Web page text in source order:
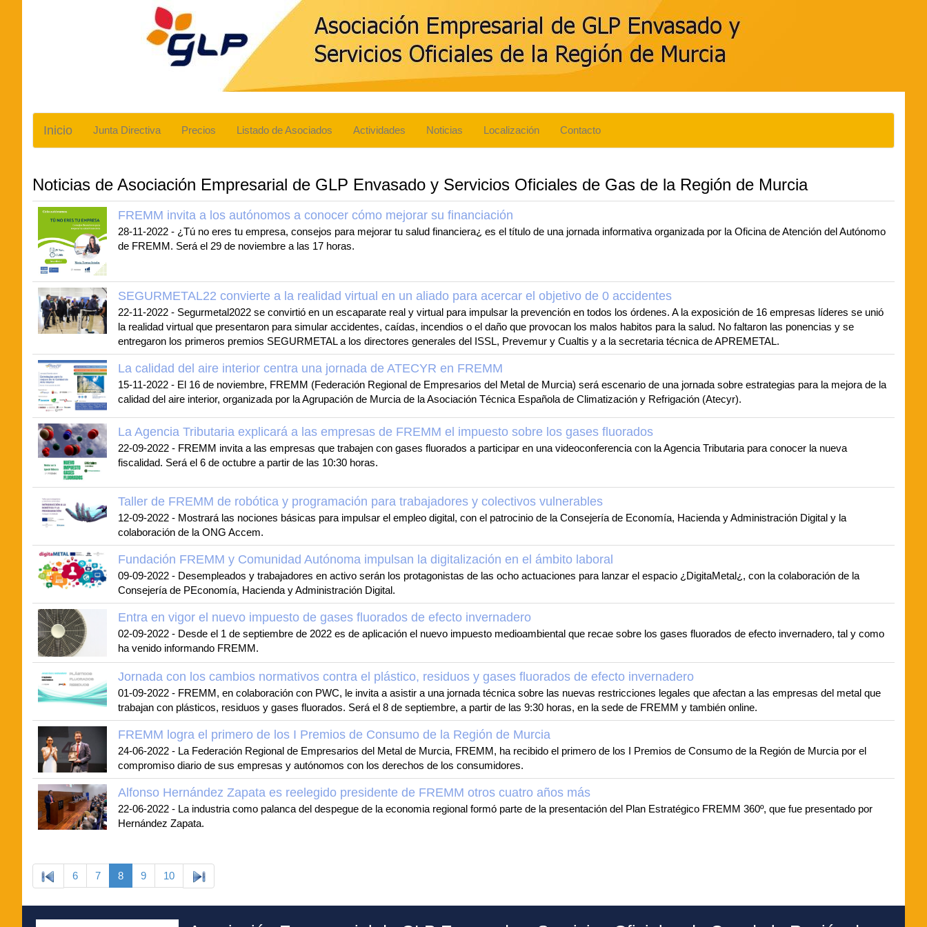
Inicio Junta Directiva Precios Listado de Asociados Actividades Noticias Localización Contacto
Noticias de Asociación Empresarial de GLP Envasado y Servicios Oficiales de Gas de la Región de Murcia
FREMM invita a los autónomos a conocer cómo mejorar su financiación
28-11-2022 - ¿Tú no eres tu empresa, consejos para mejorar tu salud financiera¿ es el título de una jornada informativa organizada por la Oficina de Atención del Autónomo
de FREMM. Será el 29 de noviembre a las 17 horas.
SEGURMETAL22 convierte a la realidad virtual en un aliado para acercar el objetivo de 0 accidentes
22-11-2022 - Segurmetal2022 se convirtió en un escaparate real y virtual para impulsar la prevención en todos los órdenes. A la exposición de 16 empresas líderes se unió
la realidad virtual que presentaron para simular accidentes, caídas, incendios o el daño que provocan los malos habitos para la salud. No faltaron las ponencias y se
entregaron los primeros premios SEGURMETAL a los directores generales del ISSL, Prevemur y Cualtis y a la secretaria técnica de APREMETAL.
La calidad del aire interior centra una jornada de ATECYR en FREMM
15-11-2022 - El 16 de noviembre, FREMM (Federación Regional de Empresarios del Metal de Murcia) será escenario de una jornada sobre estrategias para la mejora de la
calidad del aire interior, organizada por la Agrupación de Murcia de la Asociación Técnica Española de Climatización y Refrigación (Atecyr).
La Agencia Tributaria explicará a las empresas de FREMM el impuesto sobre los gases fluorados
22-09-2022 - FREMM invita a las empresas que trabajen con gases fluorados a participar en una videoconferencia con la Agencia Tributaria para conocer la nueva
fiscalidad. Será el 6 de octubre a partir de las 10:30 horas.
Taller de FREMM de robótica y programación para trabajadores y colectivos vulnerables
12-09-2022 - Mostrará las nociones básicas para impulsar el empleo digital, con el patrocinio de la Consejería de Economía, Hacienda y Administración Digital y la
colaboración de la ONG Accem.
Fundación FREMM y Comunidad Autónoma impulsan la digitalización en el ámbito laboral
09-09-2022 - Desempleados y trabajadores en activo serán los protagonistas de las ocho actuaciones para lanzar el espacio ¿DigitaMetal¿, con la colaboración de la
Consejería de PEconomía, Hacienda y Administración Digital.
Entra en vigor el nuevo impuesto de gases fluorados de efecto invernadero
02-09-2022 - Desde el 1 de septiembre de 2022 es de aplicación el nuevo impuesto medioambiental que recae sobre los gases fluorados de efecto invernadero, tal y como
ha venido informando FREMM.
Jornada con los cambios normativos contra el plástico, residuos y gases fluorados de efecto invernadero
01-09-2022 - FREMM, en colaboración con PWC, le invita a asistir a una jornada técnica sobre las nuevas restricciones legales que afectan a las empresas del metal que
trabajan con plásticos, residuos y gases fluorados. Será el 8 de septiembre, a partir de las 9:30 horas, en la sede de FREMM y también online.
FREMM logra el primero de los I Premios de Consumo de la Región de Murcia
24-06-2022 - La Federación Regional de Empresarios del Metal de Murcia, FREMM, ha recibido el primero de los I Premios de Consumo de la Región de Murcia por el
compromiso diario de sus empresas y autónomos con los derechos de los consumidores.
Alfonso Hernández Zapata es reelegido presidente de FREMM otros cuatro años más
22-06-2022 - La industria como palanca del despegue de la economia regional formó parte de la presentación del Plan Estratégico FREMM 360º, que fue presentado por
Hernández Zapata.
6 7 8 9 10